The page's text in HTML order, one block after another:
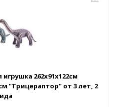
262х91х122см
"Трицераптор" от 3 лет, 2